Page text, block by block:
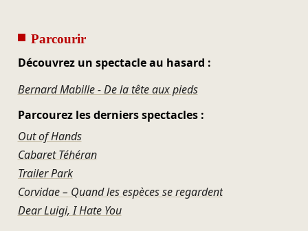
Parcourir
Découvrez un spectacle au hasard :
Bernard Mabille - De la tête aux pieds
Parcourez les derniers spectacles :
Out of Hands
Cabaret Téhéran
Trailer Park
Corvidae – Quand les espèces se regardent
Dear Luigi, I Hate You